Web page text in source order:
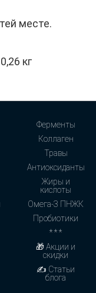
месте.
0,26 кг
Ферменты
Коллаген
Травы
Антиоксиданты
Жиры и
кислоты
Омега-3 ПНЖК
Пробиотики
* * *
🎁 Акции и
скидки
✍ Статьи
блога